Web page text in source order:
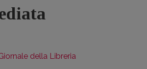
della Libreria